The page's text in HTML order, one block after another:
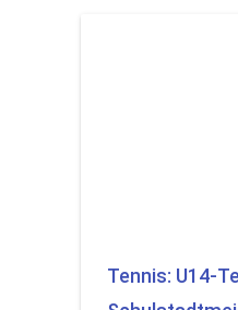
Tennis: U14-